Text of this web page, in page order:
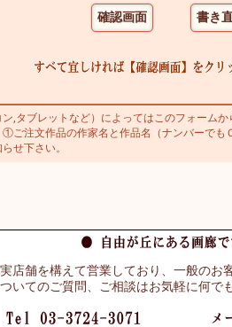
,タブレットなど）によってはこのフォーム
①ご注文作品の作家名と作品名（ナンバーで
せ下さい。
店舗を構えて営業しており、一般のお
いてのご質問、ご相談はお気軽に何で